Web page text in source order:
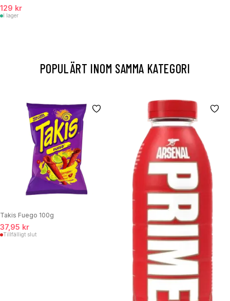
129 kr
I lager
POPULÄRT INOM SAMMA KATEGORI
Takis Fuego 100g
37,95 kr
Tillfälligt slut